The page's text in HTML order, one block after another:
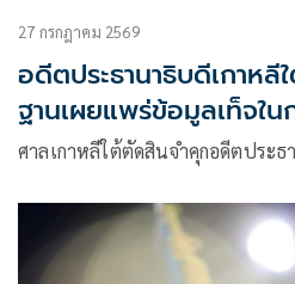
27 กรกฎาคม 2569
อดีตประธานาธิบดีเกาห
ฐานเผยแพร่ข้อมูลเท็จใน
ศาลเกาหลีใต้ตัดสินจำคุกอดีตประ